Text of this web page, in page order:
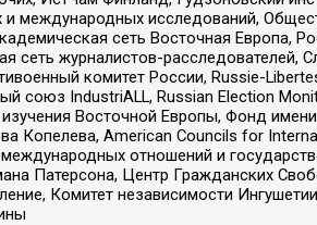
и международных исследований,
сеть Восточная Европа,
журналистов-расследователей,
комитет России, Russie-
союз IndustriALL, Russian Election
Восточной Европы, Фонд
American Councils for
отношений и
Патерсона, Центр Гражданских
Комитет независимости